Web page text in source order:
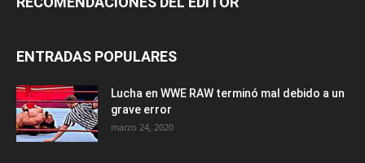
ENTRADAS POPULARES
Lucha en WWE RAW terminó mal debido a un
grave error
marzo 24, 2020